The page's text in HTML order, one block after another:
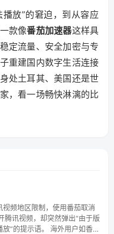
放”的窘迫，到从容应
款像番茄加速器这样具
定流量、安全加密与专
重建国内数字生活连接
处土耳其、美国还是世
，看一场畅快淋漓的比
频地区限制，使用番茄取消
语。 海外用户如香